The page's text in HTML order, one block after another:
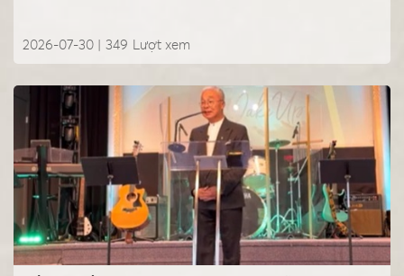
2026-07-30 | Lượt xem
349